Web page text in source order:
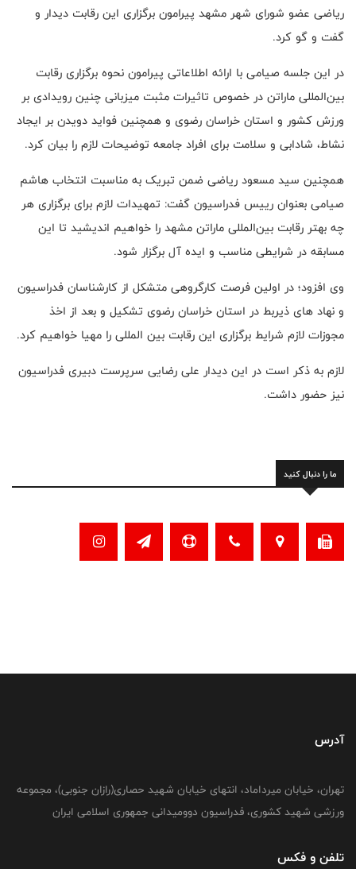
ریاضی عضو شورای شهر مشهد پیرامون برگزاری این رقابت دیدار و
گفت و گو کرد.
در این جلسه صیامی با ارائه اطلاعاتی پیرامون نحوه برگزاری رقابت
بین‌المللی ماراتن در خصوص تاثیرات مثبت میزبانی چنین رویدادی بر
ورزش کشور و استان خراسان رضوی و همچنین فواید دویدن بر ایجاد
نشاط، شادابی و سلامت برای افراد جامعه توضیحات لازم را بیان کرد.
همچنین سید مسعود ریاضی ضمن تبریک به مناسبت انتخاب هاشم
صیامی بعنوان رییس فدراسیون گفت: تمهیدات لازم برای برگزاری هر
چه بهتر رقابت بین‌المللی ماراتن مشهد را خواهیم اندیشید تا این
مسابقه در شرایطی مناسب و ایده آل برگزار شود.
وی افزود؛ در اولین فرصت کارگروهی متشکل از کارشناسان فدراسیون
و نهاد های ذیربط در استان خراسان رضوی تشکیل و بعد از اخذ
مجوزات لازم شرایط برگزاری این رقابت بین المللی را مهیا خواهیم کرد.
لازم به ذکر است در این دیدار علی رضایی سرپرست دبیری فدراسیون
نیز حضور داشت.
ما را دنبال کنید
آدرس
تهران، خیابان میرداماد، انتهای خیابان شهید حصاری(رازان جنوبی)، مجموعه
ورزشی شهید کشوری، فدراسیون دوومیدانی جمهوری اسلامی ایران
تلفن و فکس